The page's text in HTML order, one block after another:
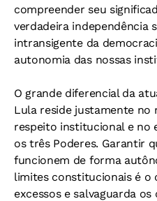
compreender seu
verdadeira independência
intransigente da
autonomia das nossas
O grande diferencial da
Lula reside justamente no
respeito institucional e no
os três Poderes. Garantir
funcionem de forma
limites constitucionais é o
excessos e salvaguarda